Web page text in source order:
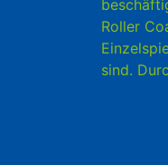
Roller
sind.